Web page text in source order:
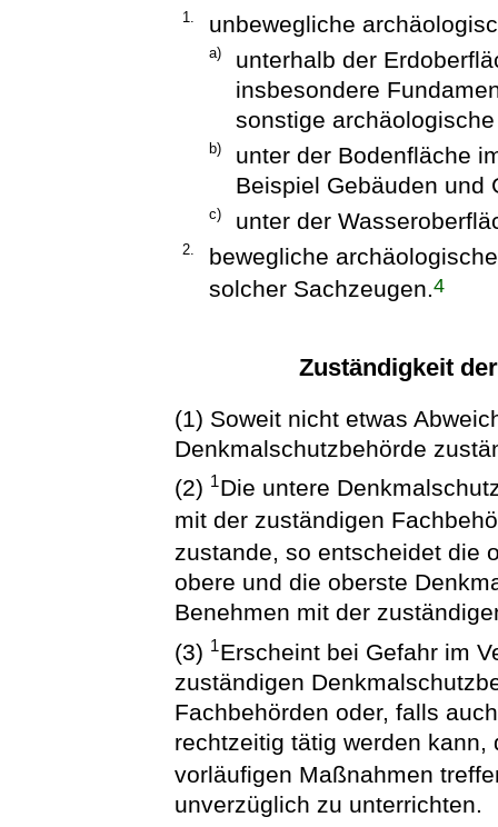
1. unbewegliche
a)
unterhalb der
insbesondere
sonstige
b)
unter der Bodenfläche
Beispiel Gebäuden und
c) unter der
2.
bewegliche
solcher Sachzeugen.4
Zuständigkeit
(1) Soweit nicht etwas
Denkmalschutzbehörde
(2) 1Die untere
mit der zuständigen
zustande, so entscheidet die
obere und die oberste
Benehmen mit der
(3) 1Erscheint bei Gefahr im
zuständigen
Fachbehörden oder, falls
rechtzeitig tätig werden
vorläufigen Maßnahmen
unverzüglich zu unterrichten.